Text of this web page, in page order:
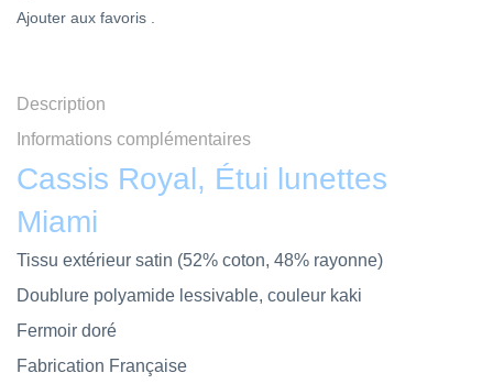
Ajouter aux favoris .
Description
Informations complémentaires
Cassis Royal, Étui lunettes
Miami
Tissu extérieur satin (52% coton, 48% rayonne)
Doublure polyamide lessivable, couleur kaki
Fermoir doré
Fabrication Française